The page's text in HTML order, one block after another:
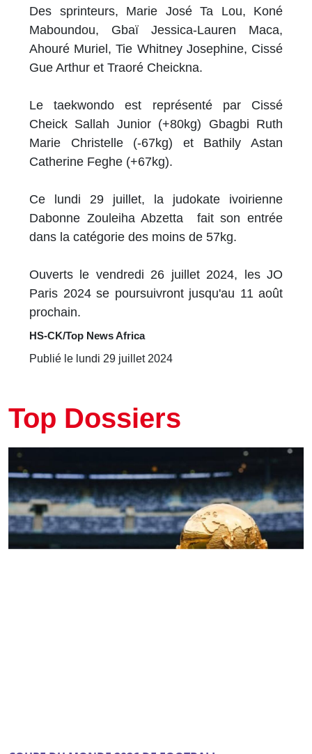
Des sprinteurs, Marie José Ta Lou, Koné
Maboundou, Gbaï Jessica-Lauren Maca,
Ahouré Muriel, Tie Whitney Josephine, Cissé
Gue Arthur et Traoré Cheickna.
Le taekwondo est représenté par Cissé
Cheick Sallah Junior (+80kg) Gbagbi Ruth
Marie Christelle (-67kg) et Bathily Astan
Catherine Feghe (+67kg).
Ce lundi 29 juillet, la judokate ivoirienne
Dabonne Zouleiha Abzetta fait son entrée
dans la catégorie des moins de 57kg.
Ouverts le vendredi 26 juillet 2024, les JO
Paris 2024 se poursuivront jusqu'au 11 août
prochain.
HS-CK/Top News Africa
Publié le lundi 29 juillet 2024
Top Dossiers